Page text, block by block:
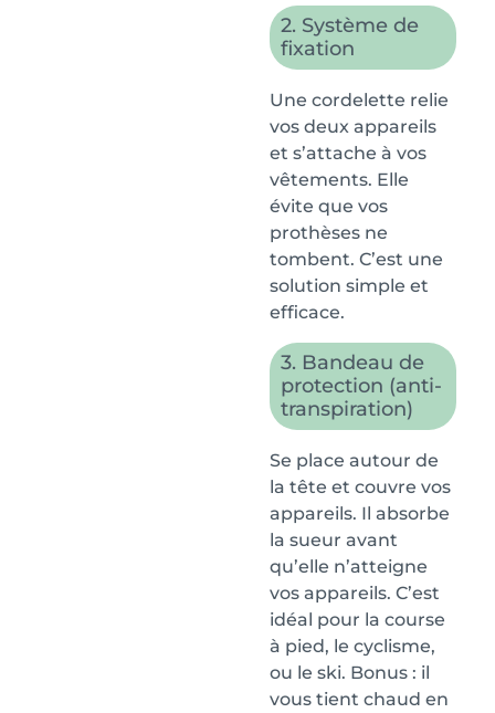
2. Système de
fixation
Une cordelette relie
vos deux appareils
et s’attache à vos
vêtements. Elle
évite que vos
prothèses ne
tombent. C’est une
solution simple et
efficace.
3. Bandeau de
protection (anti-
transpiration)
Se place autour de
la tête et couvre vos
appareils. Il absorbe
la sueur avant
qu’elle n’atteigne
vos appareils. C’est
idéal pour la course
à pied, le cyclisme,
ou le ski. Bonus : il
vous tient chaud en